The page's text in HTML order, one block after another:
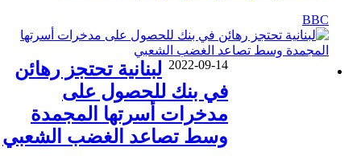
BBC
2022-09-14 لبنانية تحتجز رهائن
في بنك للحصول على
مدخرات أسرتها المجمدة
وسط تصاعد الغضب الشعبي